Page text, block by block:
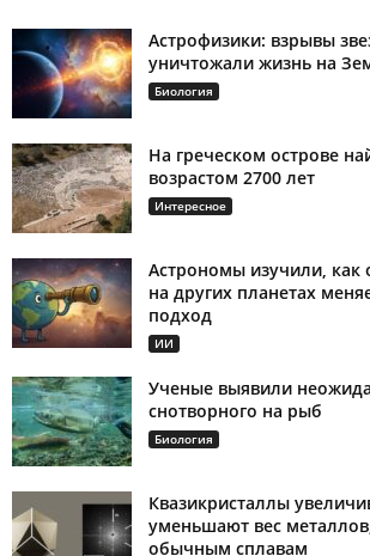
Астрофизики: взрывы
уничтожали жизнь на
Биология
На греческом острове
возрастом 2700 лет
Интересное
Астрономы изучили, как
на других планетах
подход
ИИ
Ученые выявили
снотворного на рыб
Биология
Квазикристаллы
уменьшают вес
обычным сплавам